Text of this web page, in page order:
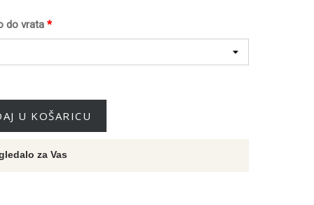
*
do vrata
U KOŠARICU
za Vas